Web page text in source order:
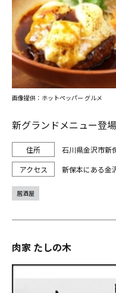
新グランドメニュー登
石川県金沢市新
新保本にある金
画像提供：ホットペッパー グルメ
居酒屋
肉家 たしの木